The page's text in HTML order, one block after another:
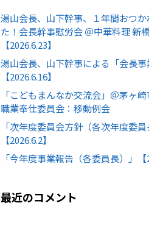
湯山会長、山下幹事、１年間おつ
た！会長幹事慰労会 ＠中華料理 新
【2026.6.23】
湯山会長、山下幹事による「会長
【2026.6.16】
「こどもまんなか交流会」＠茅ヶ
職業奉仕委員会：移動例会
「次年度委員会方針（各次年度委員
【2026.6.2】
「今年度事業報告（各委員長）」【
最近のコメント